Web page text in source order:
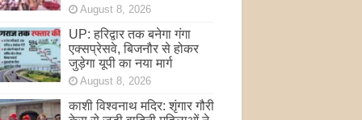
August 8, 2026
UP: हरिद्वार तक बनेगा गंगा
एक्सप्रेसवे, बिजनौर से होकर
जुड़ेगा यूपी का नया मार्ग
August 8, 2026
काशी विश्वनाथ मदिर: शृंगार गौरी